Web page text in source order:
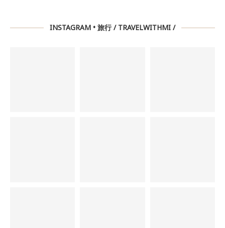
INSTAGRAM • 旅行 / TRAVELWITHMI /